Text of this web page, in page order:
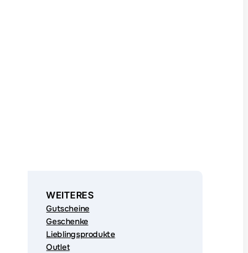
WEITERES
Gutscheine
Geschenke
Lieblingsprodukte
Outlet